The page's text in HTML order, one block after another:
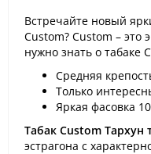
Встречайте новый
Custom? Custom – это
нужно знать о табаке
Средняя
Только
Яркая фасовка
Табак Custom Тархун
эстрагона с